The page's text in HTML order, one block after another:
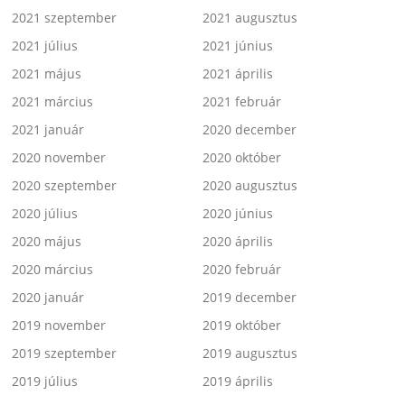
2021 szeptember
2021 augusztus
2021 július
2021 június
2021 május
2021 április
2021 március
2021 február
2021 január
2020 december
2020 november
2020 október
2020 szeptember
2020 augusztus
2020 július
2020 június
2020 május
2020 április
2020 március
2020 február
2020 január
2019 december
2019 november
2019 október
2019 szeptember
2019 augusztus
2019 július
2019 április